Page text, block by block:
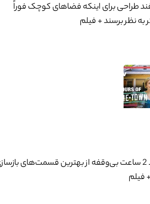
طراحی برای اینکه فضاهای کوچک فوراً
به نظر برسند + فیلم
حدود 2 ساعت بی‌وقفه از بهترین قسمت‌های
فیلم
:
*